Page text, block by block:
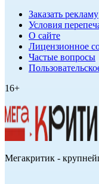
Заказать рекламу
Условия
О сайте
Лицензионное
Частые вопросы
16+
Мегакритик -